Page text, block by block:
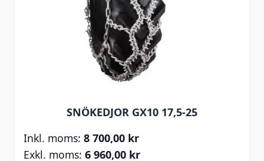
SNÖKEDJOR GX10 17,5-25
8 700,00 kr
6 960,00 kr